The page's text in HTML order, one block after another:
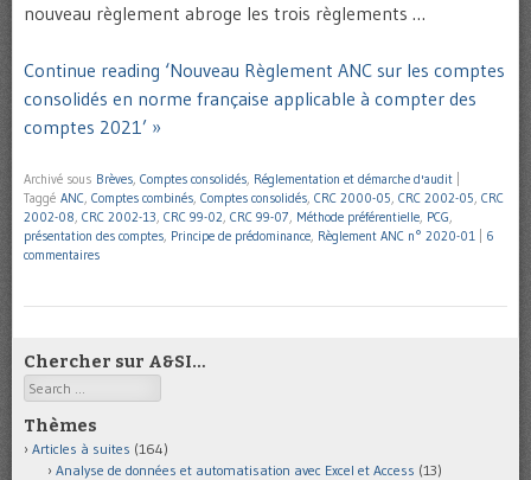
nouveau règlement abroge les trois règlements …
Continue reading ‘Nouveau Règlement ANC sur les comptes
consolidés en norme française applicable à compter des
comptes 2021’ »
Archivé sous Brèves, Comptes consolidés, Réglementation et démarche d'audit
Taggé ANC, Comptes combinés, Comptes consolidés, CRC 2000-05, CRC 2002-05, CRC
2002-08, CRC 2002-13, CRC 99-02, CRC 99-07, Méthode préférentielle, PCG,
présentation des comptes, Principe de prédominance, Règlement ANC n° 2020-01
6
commentaires
Chercher sur A&SI…
Search
Thèmes
Articles à suites (164)
Analyse de données et automatisation avec Excel et Access (13)